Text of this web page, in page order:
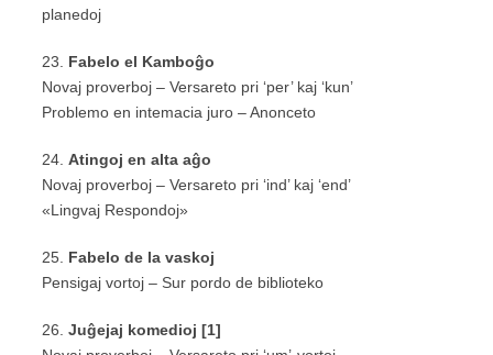
planedoj
23. Fabelo el Kamboĝo
Novaj proverboj – Versareto pri ‘per’ kaj ‘kun’
Problemo en intemacia juro – Anonceto
24. Atingoj en alta aĝo
Novaj proverboj – Versareto pri ‘ind’ kaj ‘end’
«Lingvaj Respondoj»
25. Fabelo de la vaskoj
Pensigaj vortoj – Sur pordo de biblioteko
26. Juĝejaj komedioj [1]